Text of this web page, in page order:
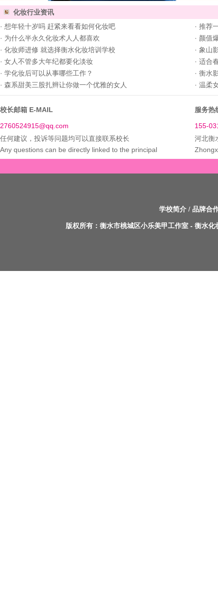
化妆行业资讯
· 想年轻十岁吗 赶紧来看看如何化妆吧 · 推荐
· 为什么半永久化妆术人人都喜欢 · 颜值
· 化妆师进修 就选择衡水化妆培训学校 · 象山
· 女人不管多大年纪都要化淡妆 · 适合
· 学化妆后可以从事哪些工作？ · 衡水
· 森系甜美三股扎辫让你做一个优雅的女人 · 温柔
校长邮箱 E-MAIL 服务热
2760524915@qq.com
155-
任何建议，投诉等问题均可以直接联系校长
河北衡
Any questions can be directly linked to the principal
学校简介 / 品牌合
版权所有： 衡水市桃城区小乐美甲工作室- 衡水化